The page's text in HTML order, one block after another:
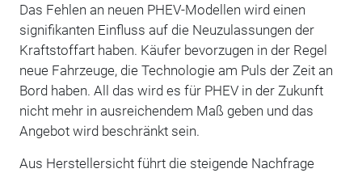
Das Fehlen an neuen PHEV-Modellen wird einen
signifikanten Einfluss auf die Neuzulassungen der
Kraftstoffart haben. Käufer bevorzugen in der Regel
neue Fahrzeuge, die Technologie am Puls der Zeit an
Bord haben. All das wird es für PHEV in der Zukunft
nicht mehr in ausreichendem Maß geben und das
Angebot wird beschränkt sein.
Aus Herstellersicht führt die steigende Nachfrage